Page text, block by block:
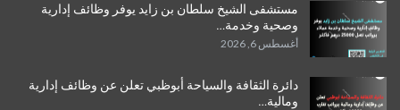
مستشفى الشيخ سلطان بن زايد يوفر وظائف إدارية
وصحية وخدمة…
أغسطس 6, 2026
دائرة الثقافة والسياحة أبوظبي تعلن عن وظائف إدارية
ومالية…